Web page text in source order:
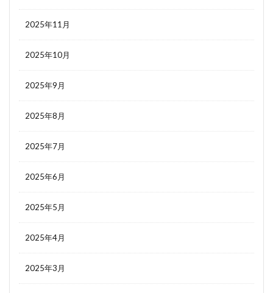
2025年11月
2025年10月
2025年9月
2025年8月
2025年7月
2025年6月
2025年5月
2025年4月
2025年3月